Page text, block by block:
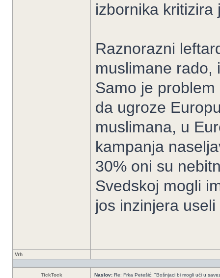
izbornika kritizira
Raznorazni
muslimane rado,
Samo je
da ugroze
muslimana, u
kampanja
30% oni su
Svedskoj mogli
jos inzinjera
Vrh
TickTock Naslov: Re: Frka Petešić: "Bošnjaci bi mogli ući u